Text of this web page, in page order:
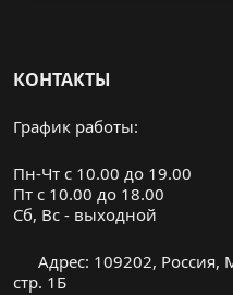
КОНТАКТЫ
График работы:
Пн-Чт с 10.00 до 19.00
Пт с 10.00 до 18.00
Cб, Вс - выходной
Адрес: 109202, Россия,
стр. 1Б